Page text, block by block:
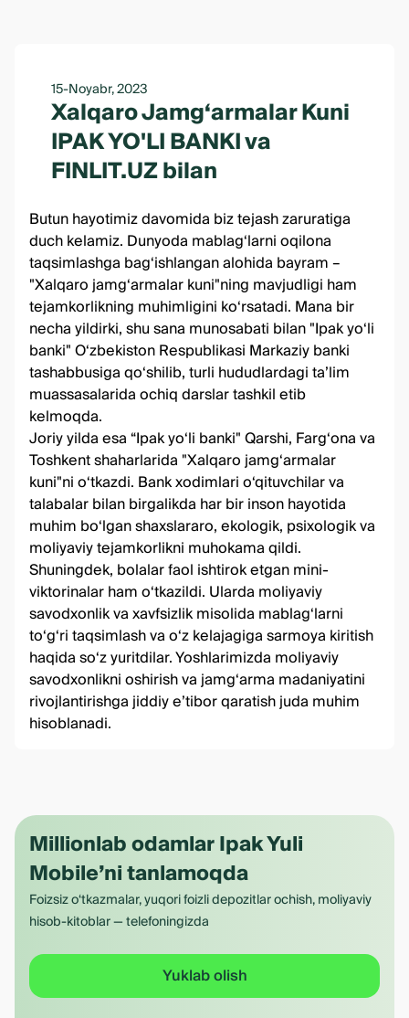
15-Noyabr, 2023
Xalqaro Jamg‘armalar Kuni
IPAK YO'LI BANKI va
FINLIT.UZ bilan
Butun hayotimiz davomida biz tejash zaruratiga
duch kelamiz. Dunyoda mablag‘larni oqilona
taqsimlashga bag‘ishlangan alohida bayram –
"Xalqaro jamg‘armalar kuni"ning mavjudligi ham
tejamkorlikning muhimligini ko‘rsatadi. Mana bir
necha yildirki, shu sana munosabati bilan "Ipak yo‘li
banki"O‘zbekiston Respublikasi Markaziy banki
tashabbusiga qo‘shilib, turli hududlardagi ta’lim
muassasalarida ochiq darslar tashkil etib
kelmoqda.
Joriy yilda esa “Ipak yo‘li banki" Qarshi, Farg‘ona va
Toshkent shaharlarida "Xalqaro jamg‘armalar
kuni"ni o‘tkazdi. Bank xodimlari o‘qituvchilar va
talabalar bilan birgalikda har bir inson hayotida
muhim boʻlgan shaxslararo, ekologik, psixologik va
moliyaviy tejamkorlikni muhokama qildi.
Shuningdek, bolalar faol ishtirok etgan mini-
viktorinalar ham o‘tkazildi. Ularda moliyaviy
savodxonlik va xavfsizlik misolida mablag‘larni
to‘g‘ri taqsimlash va o‘z kelajagiga sarmoya kiritish
haqida so‘z yuritdilar. Yoshlarimizda moliyaviy
savodxonlikni oshirish va jamg‘arma madaniyatini
rivojlantirishga jiddiy e’tibor qaratish juda muhim
hisoblanadi.
Millionlab odamlar Ipak Yuli
Mobile’ni tanlamoqda
Foizsiz o‘tkazmalar, yuqori foizli depozitlar ochish, moliyaviy
hisob-kitoblar — telefoningizda
Yuklab olish